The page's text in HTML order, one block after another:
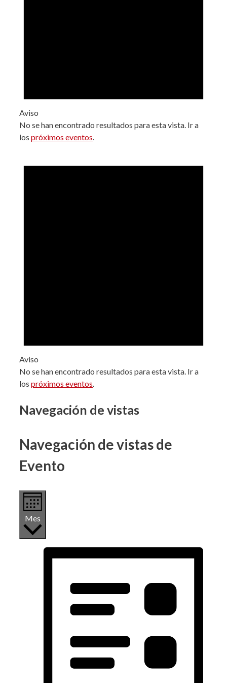
Aviso
No se han encontrado resultados para esta vista. Ir a
los próximos eventos
Aviso
No se han encontrado resultados para esta vista. Ir a
los próximos eventos.
Navegación de vistas
Navegación de vistas de
Evento
Mes